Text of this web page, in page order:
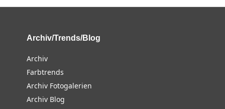
Archiv/Trends/Blog
Archiv
Farbtrends
Archiv Fotogalerien
Archiv Blog